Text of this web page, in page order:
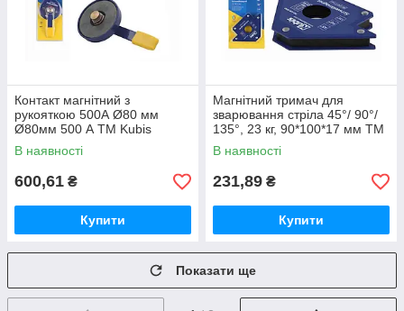
Контакт магнітний з
рукояткою 500А Ø80 мм
Ø80мм 500 А ТМ Kubis
В наявності
600,61 ₴
Купити
Магнітний тримач для
зварювання стріла 45°/ 90°/
135°, 23 кг, 90*100*17 мм ТМ
Kubis
В наявності
231,89 ₴
Купити
Показати ще